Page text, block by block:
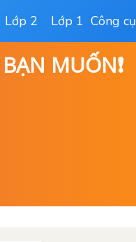
Lớp 2 Lớp 1 Công cụ
MUỐN❗